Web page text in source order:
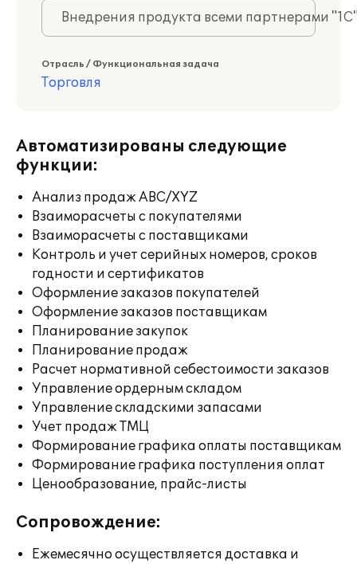
Внедрения продукта всеми партнерами
Отрасль / Функциональная задача
Торговля
Автоматизированы следующие
функции:
Анализ продаж ABC/XYZ
Взаиморасчеты с покупателями
Взаиморасчеты с поставщиками
Контроль и учет серийных номеров, сроков
годности и сертификатов
Оформление заказов покупателей
Оформление заказов поставщикам
Планирование закупок
Планирование продаж
Расчет нормативной себестоимости заказов
Управление ордерным складом
Управление складскими запасами
Учет продаж ТМЦ
Формирование графика оплаты поставщикам
Формирование графика поступления оплат
Ценообразование, прайс-листы
Сопровождение:
Ежемесячно осуществляется доставка и